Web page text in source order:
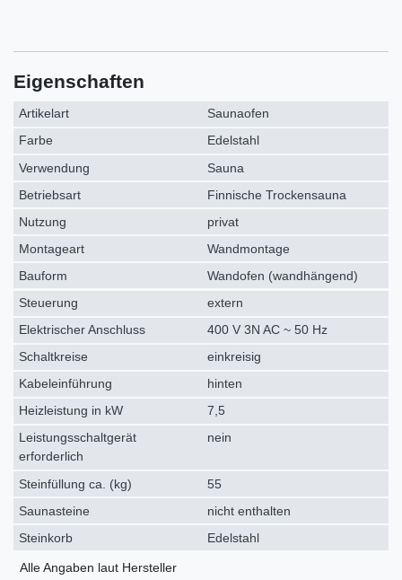
Eigenschaften
Artikelart
Saunaofen
Farbe
Edelstahl
Verwendung
Sauna
Betriebsart
Finnische Trockensauna
Nutzung
privat
Montageart
Wandmontage
Bauform
Wandofen (wandhängend)
Steuerung
extern
Elektrischer Anschluss
400 V 3N AC ~ 50 Hz
Schaltkreise
einkreisig
Kabeleinführung
hinten
Heizleistung in kW
7,5
Leistungsschaltgerät
erforderlich
nein
Steinfüllung ca. (kg)
55
Saunasteine
nicht enthalten
Steinkorb
Edelstahl
Alle Angaben laut Hersteller